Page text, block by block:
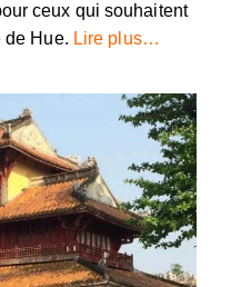
ceux qui souhaitent
de Hue. Lire plus…